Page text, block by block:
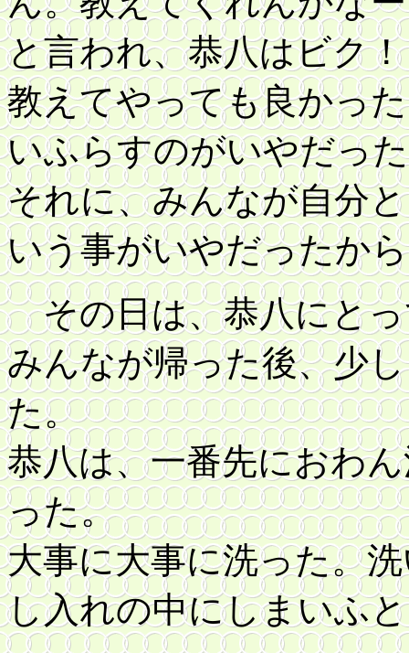
と言われ、恭八はビク
教えてやっても良かっ
いふらすのがいやだっ
それに、みんなが自分
いう事がいやだったか
その日は、恭八にとっ
みんなが帰った後、少
た。
恭八は、一番先におわ
った。
大事に大事に洗った。
し入れの中にしまいふ